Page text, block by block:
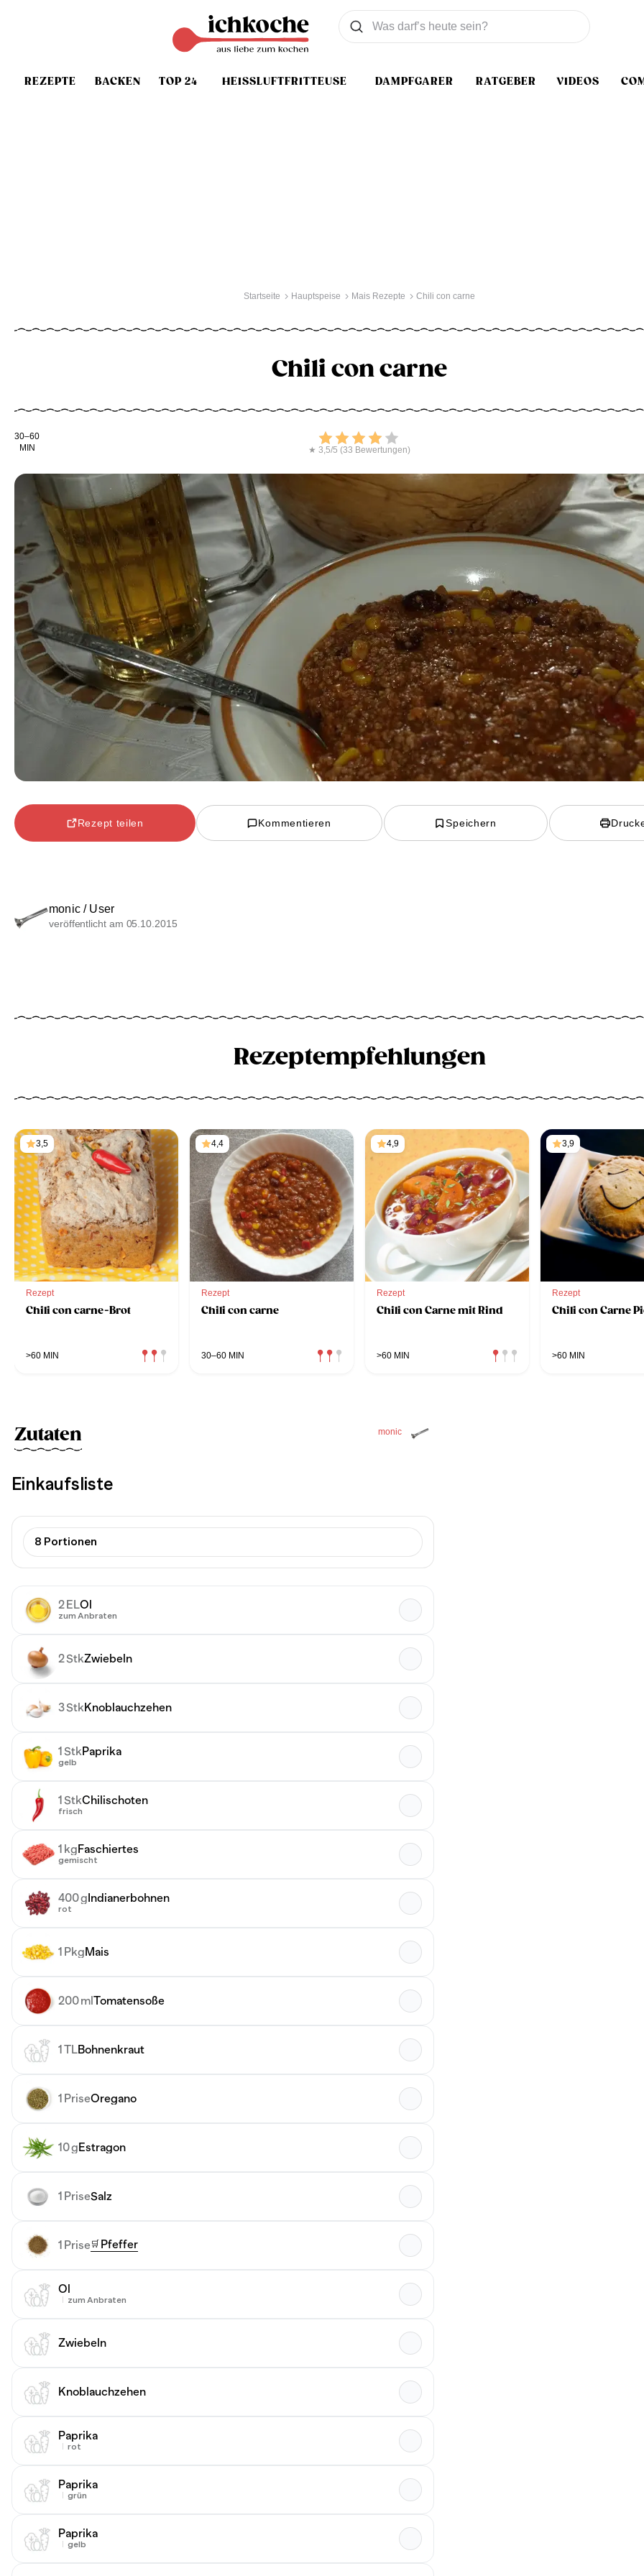
REZEPTE BACKEN TOP 24 HEISSLUFTFRITTEUSE DAMPFGARER RATGEBER VIDEOS
Was wollen Sie suchen
Suchen
Startseite Hauptspeise Mais Rezepte Chili con carne
Chili con carne
Kochdauer
30–60
MIN
Bewerten
★ 3,5/5 (33 Bewertungen)
Rezept teilen Kommentieren Speichern
monic / User
veröffentlicht am 05.10.2015
Rezeptempfehlungen
3,5
Rezept
Chili con carne-Brot
>60 MIN
4,4
Rezept
Chili con carne
30–60 MIN
4,9
Rezept
Chili con Carne mit Rind
>60 MIN
3,9
Rezept
Chili con Carne
>60 MIN
monic
Zutaten